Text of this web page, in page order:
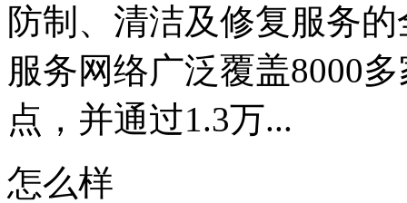
防制、清洁及修复服务
服务网络广泛覆盖8000
点，并通过1.3万...
怎么样